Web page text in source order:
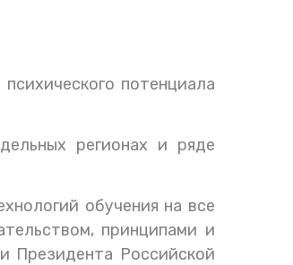
потенциала
регионах и ряде
обучения на все
принципами и
Президента Российской